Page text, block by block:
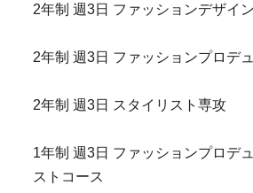
2年制 週3日 ファッションデザイ
2年制 週3日 ファッションプロデ
2年制 週3日 スタイリスト専攻
1年制 週3日 ファッションプロデ
ストコース